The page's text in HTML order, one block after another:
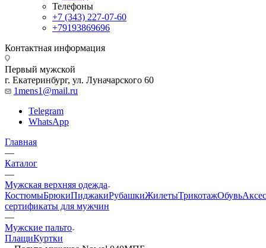
Телефоны
+7 (343) 227-07-60
+79193869696
Контактная информация
Первый мужской
г. Екатеринбург, ул. Луначарского 60
1mens1@mail.ru
Telegram
WhatsApp
Главная
—
Каталог
—
Мужская верхняя одежда
КостюмыБрюкиПиджакиРубашкиЖилетыТрикотажОбувь
сертификаты для мужчин
—
Мужские пальто
ПлащиКуртки